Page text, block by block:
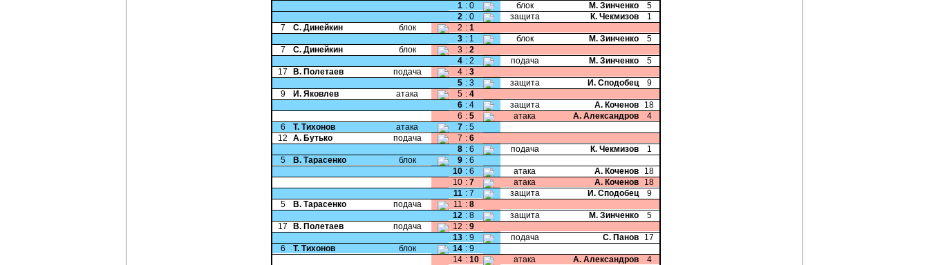
1 : 0 блок М. Зинченко
5
2 : 0 защита К. Чекмизов
1
7
С. Динейкин блок 2 : 1
3 : 1 блок М. Зинченко
5
7
С. Динейкин блок 3 : 2
4 : 2 подача М. Зинченко
5
17
В. Полетаев подача 4 : 3
5 : 3 защита И. Сподобец
9
9
И. Яковлев атака 5 : 4
6 : 4 защита А. Коченов
18
6 : 5 атака А. Александров
4
6
Т. Тихонов атака 7 : 5
12
А. Бутько подача 7 : 6
8 : 6 подача К. Чекмизов
1
5
В. Тарасенко блок 9 : 6
10 : 6 атака А. Коченов
18
10 : 7 атака А. Коченов
18
11 : 7 защита И. Сподобец
9
5
В. Тарасенко подача 11 : 8
12 : 8 защита М. Зинченко
5
17
В. Полетаев подача 12 : 9
13 : 9 подача С. Панов
17
6
Т. Тихонов блок 14 : 9
14 : 10 атака А. Александров
4